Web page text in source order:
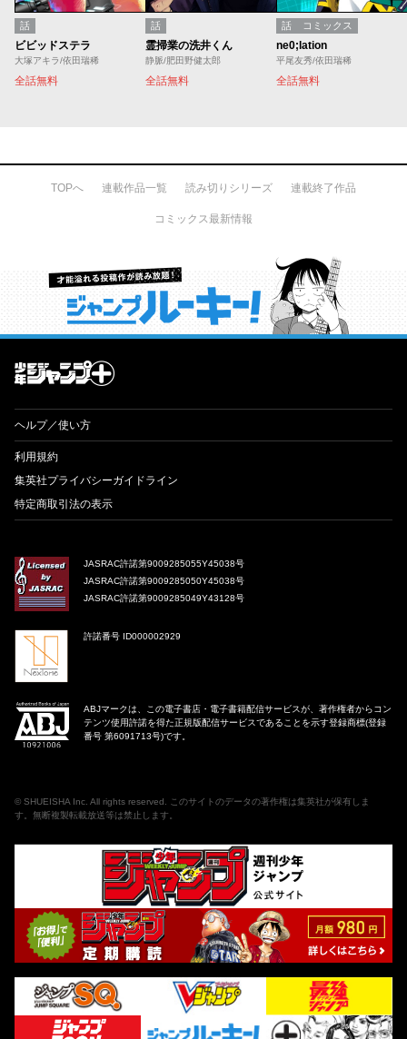
話
ビビッドステラ
大塚アキラ/依田瑞稀
全話無料
話
霊掃業の洗井くん
静脈/肥田野健太郎
全話無料
話 コミックス
ne0;lation
平尾友秀/依田瑞稀
全話無料
TOPへ 連載作品一覧 読み切りシリーズ 連載終了作品
コミックス最新情報
才能溢れる投稿作が読み放題！ ジャンプルーキー！
ヘルプ／使い方
利用規約
集英社プライバシーガイドライン
特定商取引法の表示
JASRAC許諾第9009285055Y45038号
JASRAC許諾第9009285050Y45038号
JASRAC許諾第9009285049Y43128号
許諾番号 ID000002929
ABJマークは、この電子書店・電子書籍配信サービスが、著作権者からコン
テンツ使用許諾を得た正規版配信サービスであることを示す登録商標(登録
番号 第6091713号)です。
© SHUEISHA Inc . All rights reserved. このサイトのデータの著作権は集英社が保有しま
す。無断複製転載放送等は禁止します。